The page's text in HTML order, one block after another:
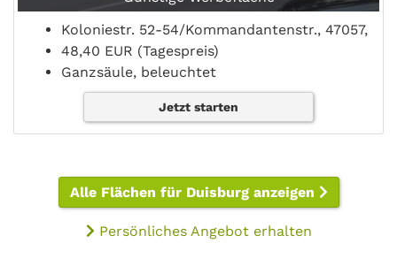
Koloniestr. 52-54/Kommandantenstr., 47057,
48,40 EUR (Tagespreis)
Ganzsäule, beleuchtet
Jetzt starten
Alle Flächen für Duisburg anzeigen
Persönliches Angebot erhalten